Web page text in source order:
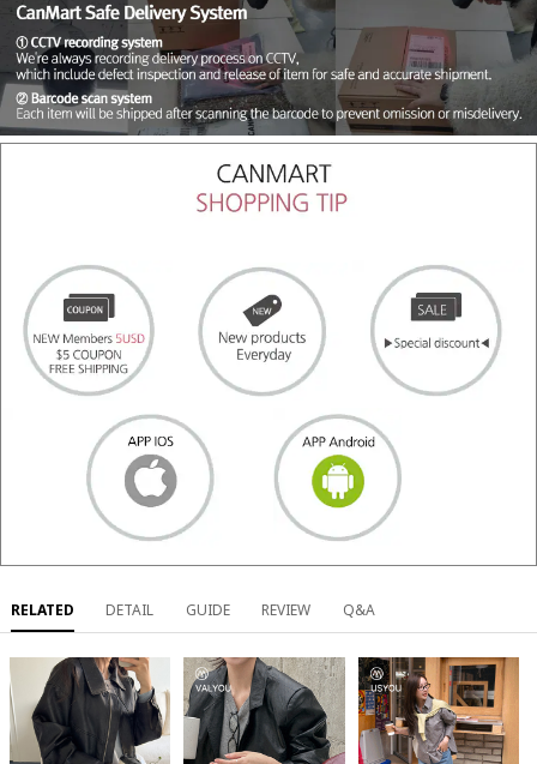
RELATED DETAIL GUIDE REVIEW Q&A